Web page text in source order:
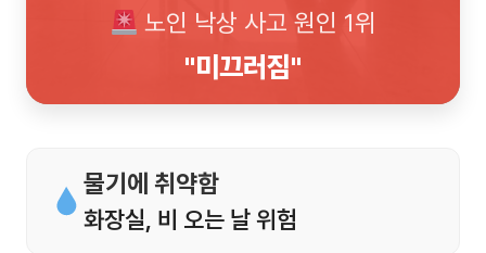
노인 낙상 사고 원인 1위
"미끄러짐"
물기에 취약함
화장실, 비 오는 날 위험
온라인